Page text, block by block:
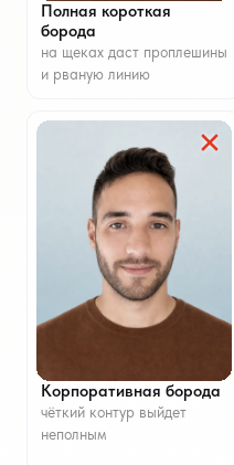
Полная короткая
борода
на щеках даст проплешины
и рваную линию
Корпоративная борода
чёткий контур выйдет
неполным